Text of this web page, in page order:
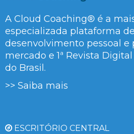
A Cloud Coaching® é a
especializada plataforma
desenvolvimento pessoal e
mercado e 1ª Revista
do Brasil.
>> Saiba mais
ESCRITÓRIO CENTRAL